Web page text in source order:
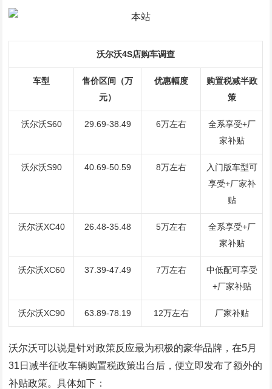
沃尔沃4S店购车调查
车型
售价区间（万
元）
优惠幅度
购置税减半政
策
沃尔沃S60 29.69-38.49 6万左右
全系享受+厂
家补贴
沃尔沃S90 40.69-50.59 8万左右
入门版车型可
享受+厂家补
贴
沃尔沃XC40 26.48-35.48 5万左右
全系享受+厂
家补贴
沃尔沃XC60 37.39-47.49 7万左右
中低配可享受
+厂家补贴
沃尔沃XC90 63.89-78.19 12万左右 厂家补贴
沃尔沃可以说是针对政策反应最为积极的豪华品牌，在5月
31日减半征收车辆购置税政策出台后，便立即发布了额外的
补贴政策。具体如下：